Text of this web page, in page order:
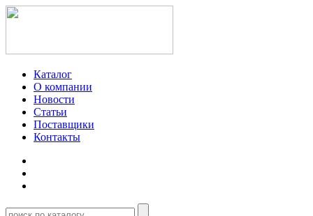
Каталог
О компании
Новости
Статьи
Поставщики
Контакты